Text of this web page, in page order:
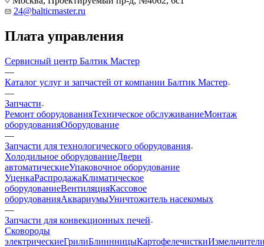
24@balticmaster.ru
Плата управления
Сервисный центр Балтик Мастер
—
Каталог услуг и запчастей от компании Балтик Мастер
—
Запчасти
Ремонт оборудованияТехническое обслуживаниеМонтаж
оборудованияОборудование
—
Запчасти для технологического оборудования
Холодильное оборудованиеДвери
автоматическиеУпаковочное оборудование
УценкаРаспродажаКлиматическое
оборудованиеВентиляцияКассовое
оборудованияАквариумыУничтожитель насекомых
—
Запчасти для конвекционных печей
Cковороды
электрическиеГрилиБлиннницыКартофелечистки